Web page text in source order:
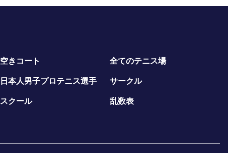
空きコート 全てのテニス場
日本人男子プロテニス選手 サークル
スクール 乱数表